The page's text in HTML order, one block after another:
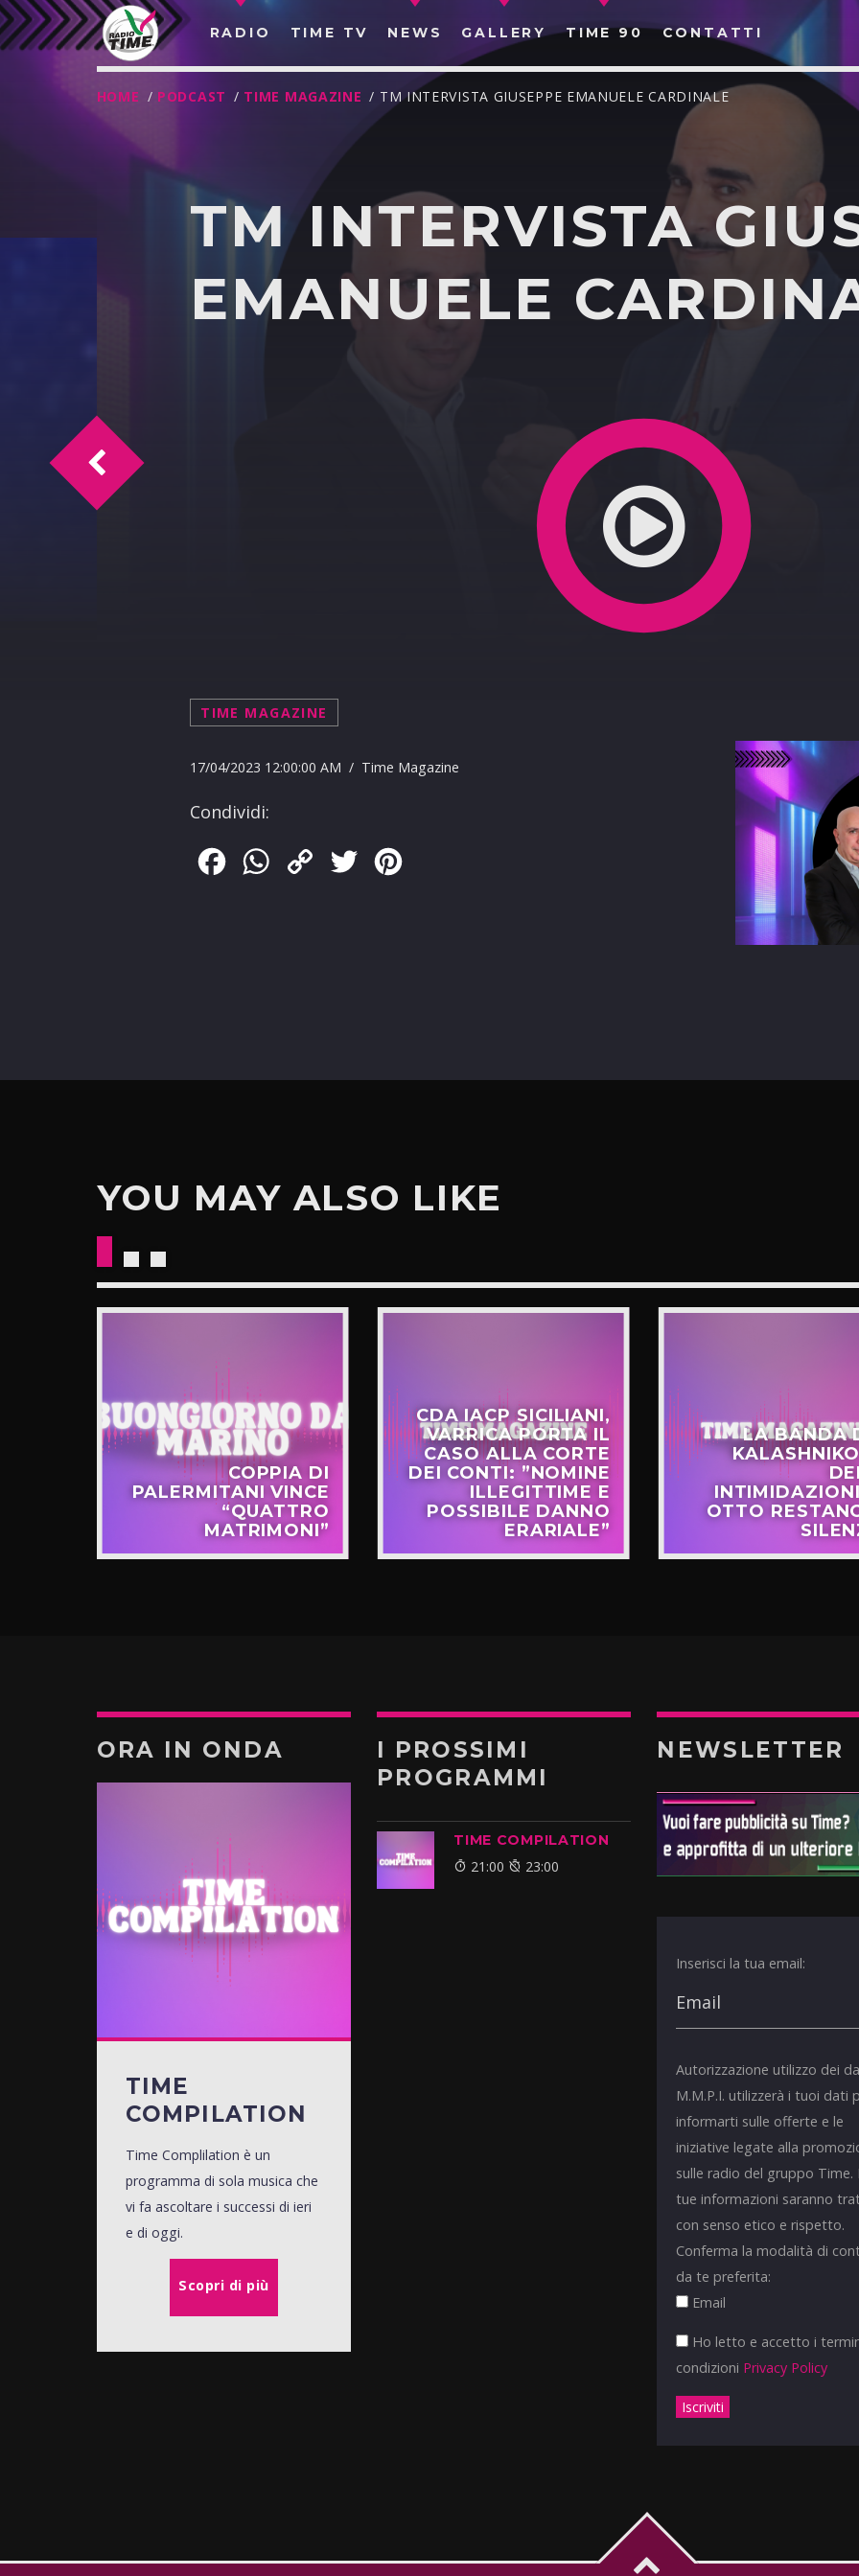
RADIO TIME TV NEWS GALLERY TIME 90 CONTATTI
CERCA NEL SITO WEB:
HOME / PODCAST / TIME MAGAZINE / TM INTERVISTA GIUSEPPE EMANUELE CARDINALE
TM INTERVISTA
EMANUELE
TIME MAGAZINE
17/04/2023 12:00:00 AM / Time Magazine
Condividi:
FacebookWhatsApp
Copy
Twitter
Doc Time intervista Carlo Massarini 17-4-2023
YOU MAY ALSO LIKE
COPPIA DI
PALERMITANI VINCE
“QUATTRO
MATRIMONI”
CDA IACP SICILIANI,
VARRICA PORTA IL
CASO ALLA CORTE
DEI CONTI: ”NOMINE
ILLEGITTIME E
POSSIBILE DANNO
ERARIALE”
LA BANDA
OTTO
ORA IN ONDA
TIME
COMPILATION
Time Complilation è un
programma di sola musica che
vi fa ascoltare i successi di ieri
e di oggi.
Scopri di più
I PROSSIMI
PROGRAMMI
TIME COMPILATION
21:00 23:00
NEWSLETTER
Inserisci la tua email:
Autorizzazione utilizzo dei
M.M.P.I. utilizzerà i tuoi dati
informarti sulle offerte e le
iniziative legate alla
sulle radio del gruppo Time.
tue informazioni saranno
con senso etico e rispetto.
Conferma la modalità di
da te preferita:
Email
Ho letto e accetto i
condizioni Privacy Policy